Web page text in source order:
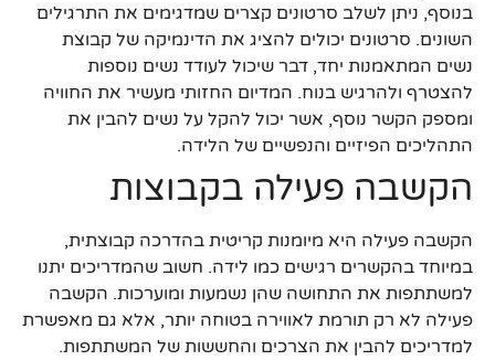
בנוסף, ניתן לשלב סרטונים קצרים שמדגימים את התרגילים
השונים. סרטונים יכולים להציג את הדינמיקה של קבוצת
נשים המתאמנות יחד, דבר שיכול לעודד נשים נוספות
להצטרף ולהרגיש בנוח. המדיום החזותי מעשיר את החוויה
ומספק הקשר נוסף, אשר יכול להקל על נשים להבין את
התהליכים הפיזיים והנפשיים של הלידה.
הקשבה פעילה בקבוצות
הקשבה פעילה היא מיומנות קריטית בהדרכה קבוצתית,
במיוחד בהקשרים רגישים כמו לידה. חשוב שהמדריכים יתנו
למשתתפות את התחושה שהן נשמעות ומוערכות. הקשבה
פעילה לא רק תורמת לאווירה בטוחה יותר, אלא גם מאפשרת
למדריכים להבין את הצרכים והחששות של המשתתפות.